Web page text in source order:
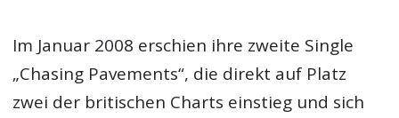
Im Januar 2008 erschien ihre zweite Single
„Chasing Pavements“, die direkt auf Platz
zwei der britischen Charts einstieg und sich